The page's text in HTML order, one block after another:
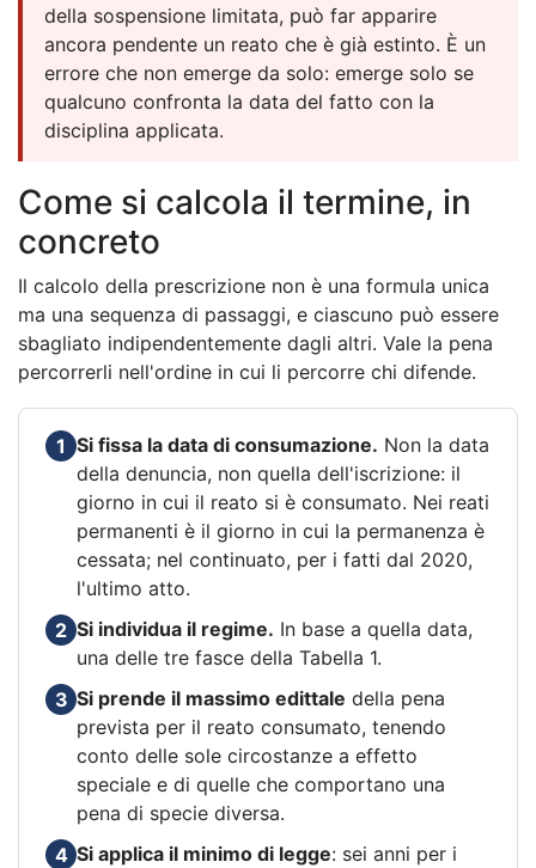
della sospensione limitata, può far apparire
ancora pendente un reato che è già estinto. È un
errore che non emerge da solo: emerge solo se
qualcuno confronta la data del fatto con la
disciplina applicata.
Come si calcola il termine, in
concreto
Il calcolo della prescrizione non è una formula unica
ma una sequenza di passaggi, e ciascuno può essere
sbagliato indipendentemente dagli altri. Vale la pena
percorrerli nell'ordine in cui li percorre chi difende.
1 Si fissa la data di consumazione. Non la data
della denuncia, non quella dell'iscrizione: il
giorno in cui il reato si è consumato. Nei reati
permanenti è il giorno in cui la permanenza è
cessata; nel continuato, per i fatti dal 2020,
l'ultimo atto.
2 Si individua il regime. In base a quella data,
una delle tre fasce della Tabella 1.
3 Si prende il massimo edittale della pena
prevista per il reato consumato, tenendo
conto delle sole circostanze a effetto
speciale e di quelle che comportano una
pena di specie diversa.
4 Si applica il minimo di legge: sei anni per i